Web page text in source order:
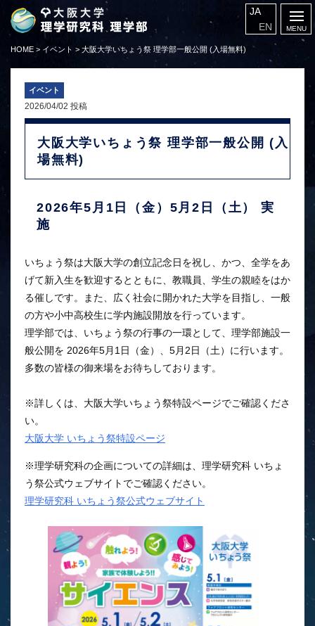
JA
EN
HOME > イベント > 大阪大学いちょう祭 理学部一般公開 (入場無料)
イベント
2026/04/02 投稿
大阪大学いちょう祭 理学部一般公開 (入
場無料)
2026年5月1日（金）5月2日（土） 実
施
いちょう祭は大阪大学の創立記念日を祝し、かつ、全学をあ
げて新入生を歓迎するとともに、教職員、学生の親睦をはか
る催しです。また、広く社会に開かれた大学を目指し、一般
の方や小中高校生に学内施設開放を行っています。
理学部では、いちょう祭の行事の一環として、理学部施設一
般公開を 2026年5月1日（金）、5月2日（土）に行います。
多数の皆様の御来場をお待ちしております。
※詳しくは、大阪大学いちょう祭特設ページでご確認くださ
い。
大阪大学 いちょう祭特設ページ
※理学研究科の企画についての詳細は、理学研究科 いちょ
う祭公式ウェブサイトでご確認ください。
理学研究科 いちょう祭公式ウェブサイト